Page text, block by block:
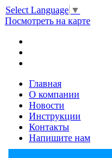
Select Language ▼
Посмотреть на карте
Главная
О компании
Новости
Инструкции
Контакты
Напишите нам